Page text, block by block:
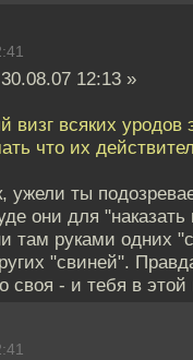
12:13 »
визг всяких уродов
что их
ужели ты
они для
там руками одних
"свиней".
своя - и тебя в этой